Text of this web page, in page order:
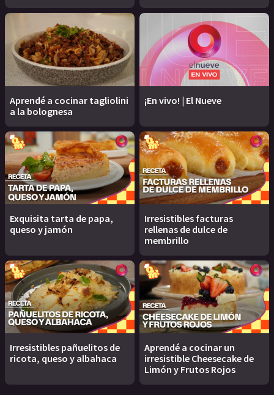
Aprendé a cocinar tagliolini
a la bolognesa
¡En vivo! | El Nueve
Exquisita tarta de papa,
queso y jamón
Irresistibles facturas
rellenas de dulce de
membrillo
Irresistibles pañuelitos de
ricota, queso y albahaca
Aprendé a cocinar un
irresistible Cheesecake de
Limón y Frutos Rojos